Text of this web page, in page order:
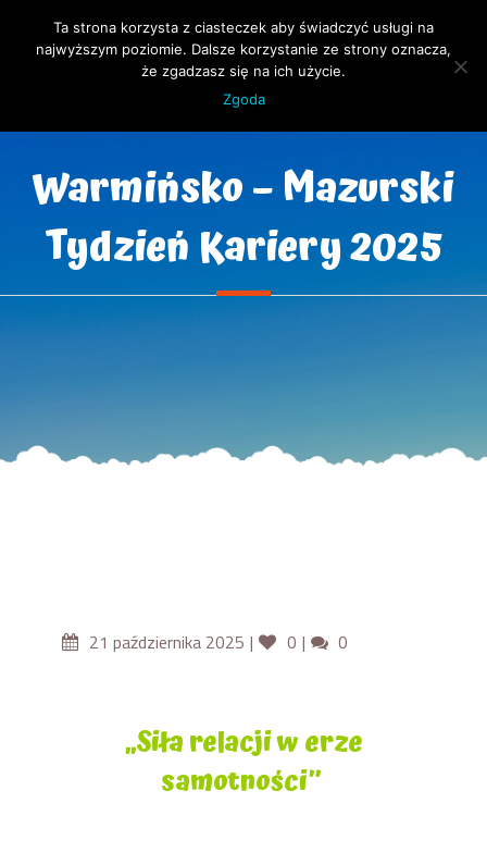
Warmińsko – Mazurski
Tydzień Kariery 2025
21 października 2025 0 0
„Siła relacji w erze
samotności”
Ta strona korzysta z ciasteczek aby świadczyć usługi na
najwyższym poziomie. Dalsze korzystanie ze strony oznacza,
że zgadzasz się na ich użycie.
Zgoda